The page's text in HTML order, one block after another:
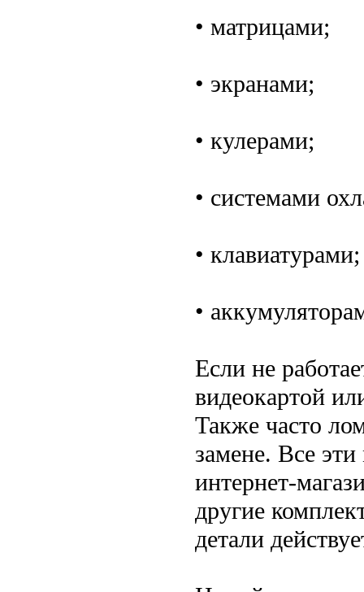
• матрицами;
• экранами;
• кулерами;
• системами
• клавиатурами;
•
Если не
видеокартой
Также часто
замене. Все
интернет-
другие
детали